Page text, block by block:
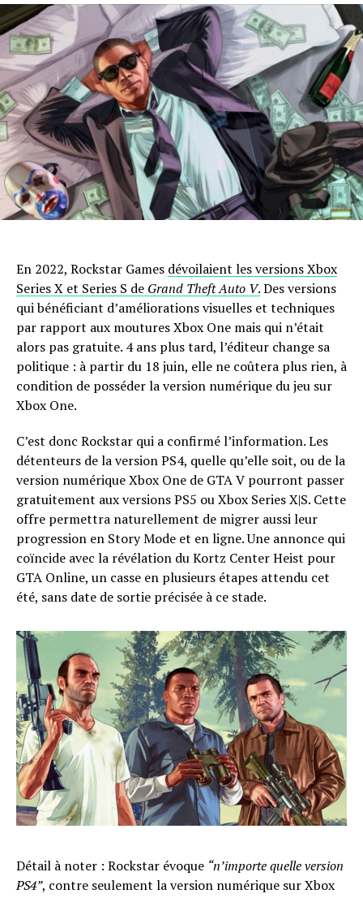
En 2022, Rockstar Games dévoilaient les versions Xbox
Series X et Series S de Grand Theft Auto V.Des versions
qui bénéficiant d’améliorations visuelles et techniques
par rapport aux moutures Xbox One mais qui n’était
alors pas gratuite. 4 ans plus tard, l’éditeur change sa
politique : à partir du 18 juin, elle ne coûtera plus rien, à
condition de posséder la version numérique du jeu sur
Xbox One.
C’est donc Rockstar qui a confirmé l’information. Les
détenteurs de la version PS4, quelle qu’elle soit, ou de la
version numérique Xbox One de GTA V pourront passer
gratuitement aux versions PS5 ou Xbox Series X|S. Cette
offre permettra naturellement de migrer aussi leur
progression en Story Mode et en ligne. Une annonce qui
coïncide avec la révélation du Kortz Center Heist pour
GTA Online, un casse en plusieurs étapes attendu cet
été, sans date de sortie précisée à ce stade.
Détail à noter : Rockstar évoque “n’importe quelle version
PS4”, contre seulement la version numérique sur Xbox